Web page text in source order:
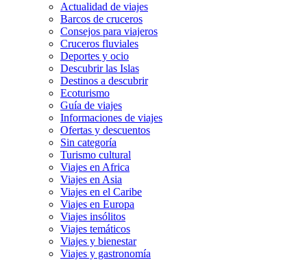
Actualidad de viajes
Barcos de cruceros
Consejos para viajeros
Cruceros fluviales
Deportes y ocio
Descubrir las Islas
Destinos a descubrir
Ecoturismo
Guía de viajes
Informaciones de viajes
Ofertas y descuentos
Sin categoría
Turismo cultural
Viajes en Africa
Viajes en Asia
Viajes en el Caribe
Viajes en Europa
Viajes insólitos
Viajes temáticos
Viajes y bienestar
Viajes y gastronomía